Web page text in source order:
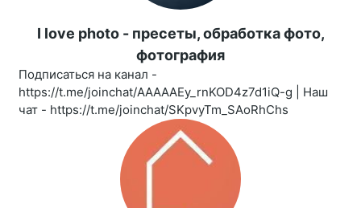
I love photo - пресеты, обработка фото,
фотография
Подписаться на канал -
https://t.me/joinchat/AAAAAEy_rnKOD4z7d1iQ-g | Наш
чат - https://t.me/joinchat/SKpvyTm_SAoRhChs